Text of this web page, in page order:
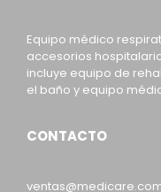
Equipo médico
accesorios
incluye equipo de
el baño y equipo
CONTACTO